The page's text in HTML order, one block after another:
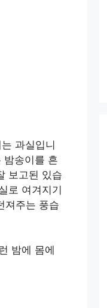
과실입니
밤송이를 흔
보고된 있습
로 여겨지기
져주는 풍습
밤에 몸에